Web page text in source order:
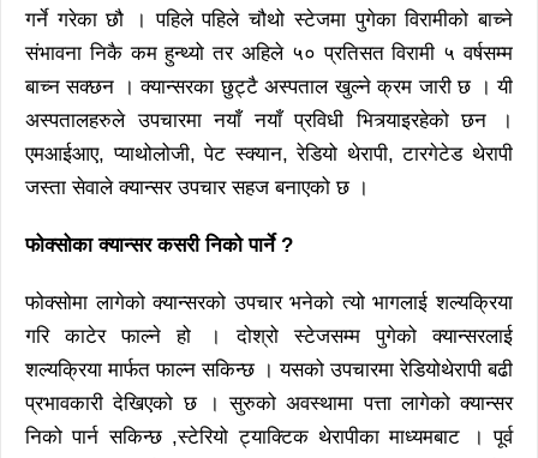
गर्ने गरेका छौ । पहिले पहिले चौथो स्टेजमा पुगेका विरामीको बाच्ने
संभावना निकै कम हुन्थ्यो तर अहिले ५० प्रतिसत विरामी ५ वर्षसम्म
बाच्न सक्छन । क्यान्सरका छुट्टै अस्पताल खुल्ने क्रम जारी छ । यी
अस्पतालहरुले उपचारमा नयाँ नयाँ प्रविधी भित्र्याइरहेको छन ।
एमआईआए, प्याथोलोजी, पेट स्क्यान, रेडियो थेरापी, टारगेटेड थेरापी
जस्ता सेवाले क्यान्सर उपचार सहज बनाएको छ ।
फोक्सोका क्यान्सर कसरी निको पार्ने ?
फोक्सोमा लागेको क्यान्सरको उपचार भनेको त्यो भागलाई शल्यक्रिया
गरि काटेर फाल्ने हो । दोश्रो स्टेजसम्म पुगेको क्यान्सरलाई
शल्यक्रिया मार्फत फाल्न सकिन्छ । यसको उपचारमा रेडियोथेरापी बढी
प्रभावकारी देखिएको छ । सुरुको अवस्थामा पत्ता लागेको क्यान्सर
निको पार्न सकिन्छ ,स्टेरियो ट्याक्टिक थेरापीका माध्यमबाट । पूर्व